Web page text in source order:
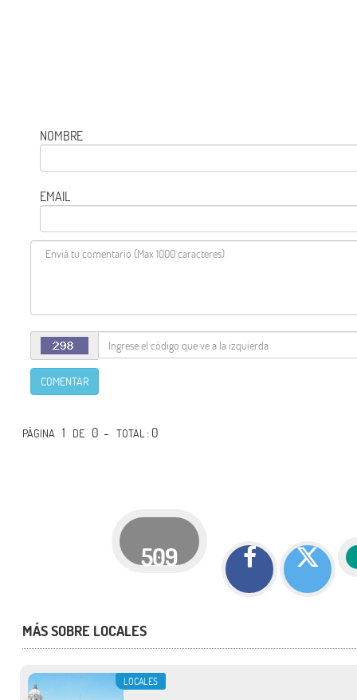
NOMBRE
EMAIL
COMENTAR
PÁGINA 1 DE 0 -TOTAL: 0
509
MÁS SOBRE LOCALES
LOCALES